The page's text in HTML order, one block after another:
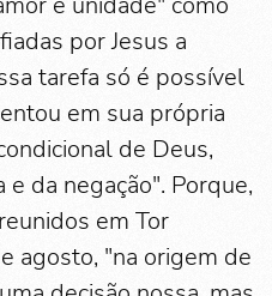
por Jesus a
tarefa só é possível
em sua própria
de Deus,
da negação". Porque,
em Tor
agosto, "na origem de